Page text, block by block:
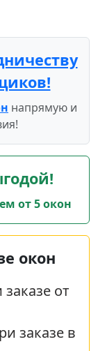
напрямую и
от 5 окон
окон
от
заказе в